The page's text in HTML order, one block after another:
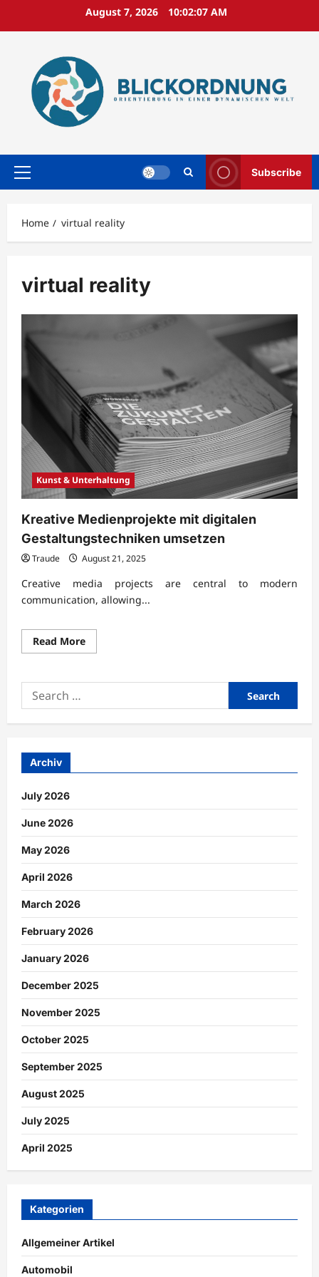
August 7, 2026 10:02:08 AM
Primary
Subscribe
Home virtual reality
virtual reality
Kunst & Unterhaltung
Kreative Medienprojekte mit digitalen
Gestaltungstechniken umsetzen
Traude August 21, 2025
Creative media projects are central to modern
communication, allowing...
Read MoreRead
more
Medienprojekte
Gestaltungstechniken
umsetzen
Search
for:
Archiv
July 2026
June 2026
May 2026
April 2026
March 2026
February 2026
January 2026
December 2025
November 2025
October 2025
September 2025
August 2025
July 2025
April 2025
Kategorien
Allgemeiner Artikel
Automobil